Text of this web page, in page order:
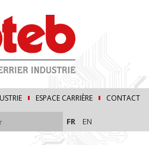
ESPACE CARRIÈRE CONTACT
FR EN